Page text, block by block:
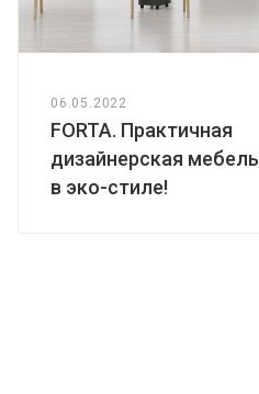
06.05.2022
FORTA. Практичная
дизайнерская мебель
в эко-стиле!